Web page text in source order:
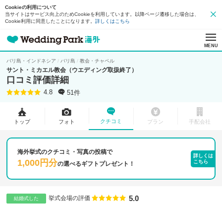
Cookieの利用について
当サイトはサービス向上のためCookieを利用しています。以降ページ遷移した場合は、
Cookie利用に同意したことになります。 詳しくはこちら
MENU
バリ島・インドネシア バリ島 教会・チャペル
サント・ミカエル教会（ウエディング取扱終了）
口コミ評価詳細
4.8 51件
トップ フォト クチコミ プラン 手配会社
海外挙式のクチコミ・写真の投稿で
1,000円分の選べるギフトプレゼント！
詳しくは
こちら
結婚式した 挙式会場の評価 点数
5.0